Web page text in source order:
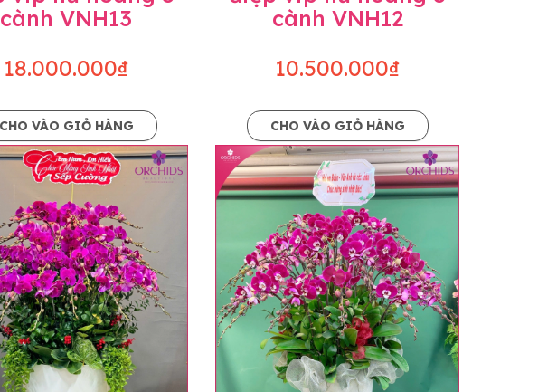
cây hoa và tạo dáng hoàn toàn thủ công nên có thể sẽ
mùa và điều kiện khách quan, tùy vào thời điểm hoa nở
mẫu đã chọn với mức độ giống mẫu khoảng 80-90%,
chủ động liên lạc với khách hàng để thông báo và tư vấn
đủ thời gian hoặc không liên lạc được với người
cành VNH13
18.000.000₫
CHO VÀO GIỎ HÀNG
cành VNH12
10.500.000₫
CHO VÀO GIỎ HÀNG